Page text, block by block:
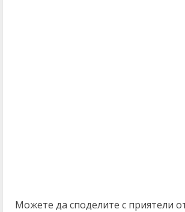
Можете да споделите с приятели